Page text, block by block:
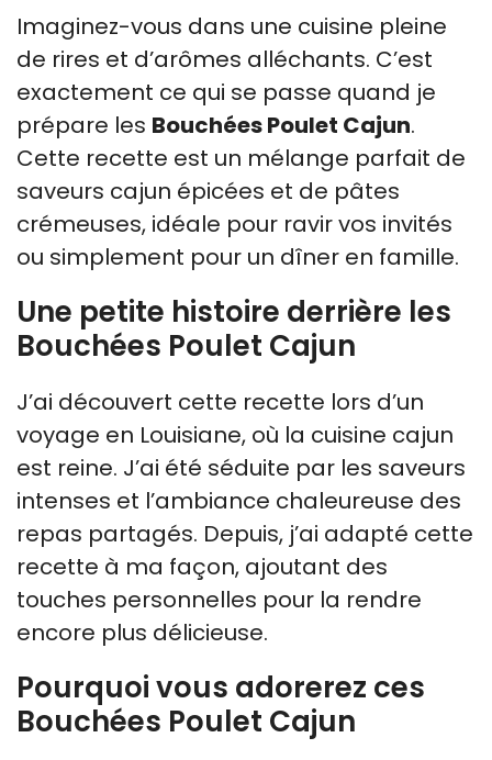
Imaginez-vous dans une cuisine pleine
de rires et d’arômes alléchants. C’est
exactement ce qui se passe quand je
prépare les Bouchées Poulet Cajun.
Cette recette est un mélange parfait de
saveurs cajun épicées et de pâtes
crémeuses, idéale pour ravir vos invités
ou simplement pour un dîner en famille.
Une petite histoire derrière les
Bouchées Poulet Cajun
J’ai découvert cette recette lors d’un
voyage en Louisiane, où la cuisine cajun
est reine. J’ai été séduite par les saveurs
intenses et l’ambiance chaleureuse des
repas partagés. Depuis, j’ai adapté cette
recette à ma façon, ajoutant des
touches personnelles pour la rendre
encore plus délicieuse.
Pourquoi vous adorerez ces
Bouchées Poulet Cajun